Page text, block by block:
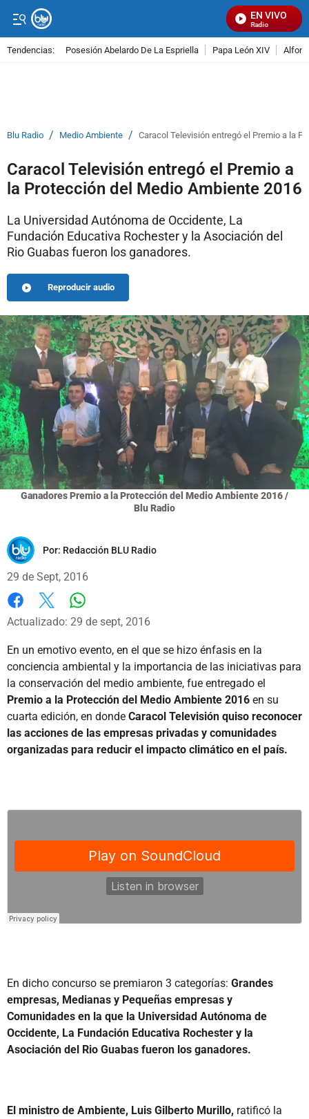
EN VIVO
Señal Visual Radio
Tendencias: Posesión Abelardo De La Espriella Papa León XIV
Blu Radio / Medio Ambiente / Caracol Televisión entregó el Premio a la
Caracol Televisión entregó el Premio a
la Protección del Medio Ambiente 2016
La Universidad Autónoma de Occidente, La
Fundación Educativa Rochester y la Asociación del
Rio Guabas fueron los ganadores.
Reproducir audio
Ganadores Premio a la Protección del Medio Ambiente 2016 /
Blu Radio
Por: Redacción BLU Radio
29 de Sept, 2016
Facebook
X
Actualizado: 29 de sept, 2016
En un emotivo evento, en el que se hizo énfasis en la
conciencia ambiental y la importancia de las iniciativas para
la conservación del medio ambiente, fue entregado el
Premio a la Protección del Medio Ambiente 2016 en su
cuarta edición, en donde Caracol Televisión quiso reconocer
las acciones de las empresas privadas y comunidades
organizadas para reducir el impacto climático en el país.
En dicho concurso se premiaron 3 categorías: Grandes
empresas, Medianas y Pequeñas empresas y
Comunidades en la que la Universidad Autónoma de
Occidente, La Fundación Educativa Rochester y la
Asociación del Rio Guabas fueron los ganadores.
El ministro de Ambiente, Luis Gilberto Murillo, ratificó la